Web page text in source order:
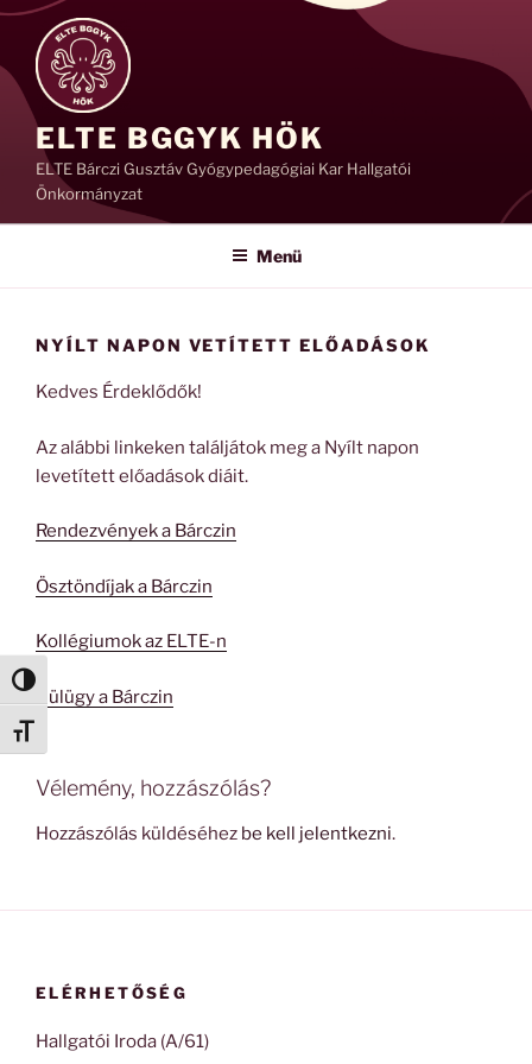
Nagy kontraszt váltása
Betűméret váltása
Tartalomhoz
ELTE BGGYK HÖK
ELTE Bárczi Gusztáv Gyógypedagógiai Kar Hallgatói
Önkormányzat
Menü
NYÍLT NAPON VETÍTETT ELŐADÁSOK
Kedves Érdeklődők!
Az alábbi linkeken találjátok meg a Nyílt napon
levetített előadások diáit.
Rendezvények a Bárczin
Ösztöndíjak a Bárczin
Kollégiumok az ELTE-n
Külügy a Bárczin
Vélemény, hozzászólás?
Hozzászólás küldéséhez be kell jelentkezni.
ELÉRHETŐSÉG
Hallgatói Iroda (A/61)